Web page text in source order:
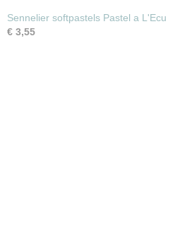
Sennelier softpastels Pastel a L'Ecu
€ 3,55